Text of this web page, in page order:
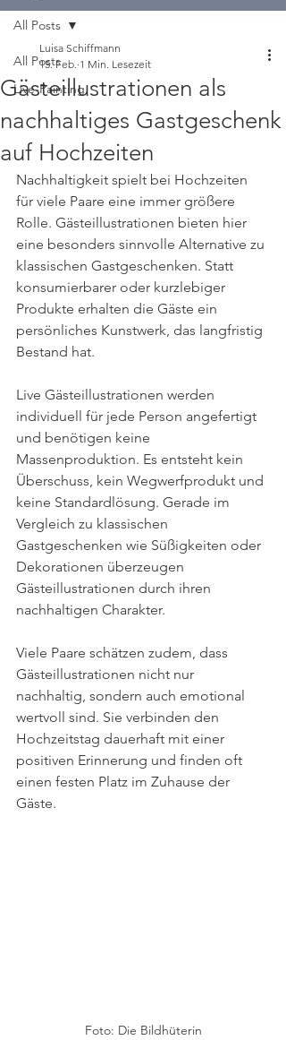
All Posts
Live-Painting
All Posts
Gästeillustrationen als
nachhaltiges Gastgeschenk
auf Hochzeiten
Luisa Schiffmann
15. Feb. 1 Min. Lesezeit
Nachhaltigkeit spielt bei Hochzeiten
für viele Paare eine immer größere
Rolle. Gästeillustrationen bieten hier
eine besonders sinnvolle Alternative zu
klassischen Gastgeschenken. Statt
konsumierbarer oder kurzlebiger
Produkte erhalten die Gäste ein
persönliches Kunstwerk, das langfristig
Bestand hat.
Live Gästeillustrationen werden
individuell für jede Person angefertigt
und benötigen keine
Massenproduktion. Es entsteht kein
Überschuss, kein Wegwerfprodukt und
keine Standardlösung. Gerade im
Vergleich zu klassischen
Gastgeschenken wie Süßigkeiten oder
Dekorationen überzeugen
Gästeillustrationen durch ihren
nachhaltigen Charakter.
Viele Paare schätzen zudem, dass
Gästeillustrationen nicht nur
nachhaltig, sondern auch emotional
wertvoll sind. Sie verbinden den
Hochzeitstag dauerhaft mit einer
positiven Erinnerung und finden oft
einen festen Platz im Zuhause der
Gäste.
Foto: Die Bildhüterin